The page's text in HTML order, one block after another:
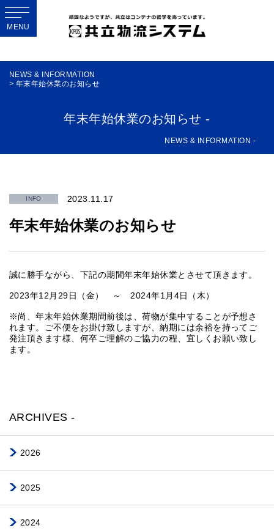
MENU
NEWS & INFORMATION
> 年末年始休業のお知らせ
年末年始休業のお知らせ -
NEWS & INFORMATION -
INFO 2023.11.17
年末年始休業のお知らせ
誠に勝手ながら、下記の期間年末年始休業とさせて頂きます。
2023年12月29日（金） ～ 2024年1月4日（木）
※尚、年末年始休業期間前後は、荷物が集中することが予想さ
れます。ご不便をお掛け致しますが、納期には余裕を持ってご
発注頂きます様、何卒ご理解のご協力の程、宜しくお願い致し
ます。
ARCHIVES -
2026
2025
2024